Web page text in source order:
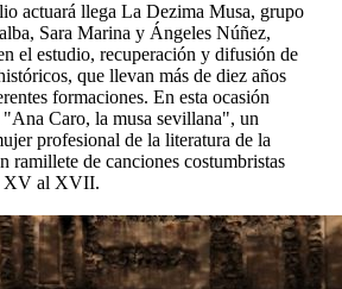
actuará llega La Dezima Musa, grupo
Sara Marina y Ángeles Núñez,
el estudio, recuperación y difusión de
que llevan más de diez años
formaciones. En esta ocasión
"Ana Caro, la musa sevillana", un
profesional de la literatura de la
ramillete de canciones costumbristas
XV al XVII.